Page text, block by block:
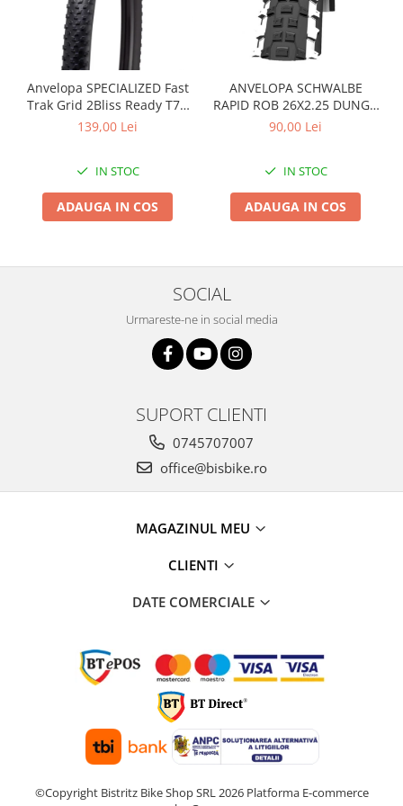
Groupset
Anvelopa SPECIALIZED Fast
Trak Grid 2Bliss Ready T7 -
29x2.35 Black - Tubeless
139,00 Lei
IN STOC
ADAUGA IN COS
ANVELOPA SCHWALBE
RAPID ROB 26X2.25 DUNGA
ALBA
90,00 Lei
IN STOC
ADAUGA IN COS
SOCIAL
Urmareste-ne in social media
SUPORT CLIENTI
0745707007
office@bisbike.ro
MAGAZINUL MEU
CLIENTI
DATE COMERCIALE
©Copyright Bistritz Bike Shop SRL 2026 Platforma E-commerce